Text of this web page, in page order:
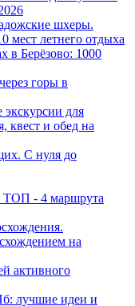
шхеры.
мест летнего отдыха
в Берёзово: 1000
горы в
для
квест и обед на
С нуля до
ТОП - 4 маршрута
на
активного
лучшие идеи и